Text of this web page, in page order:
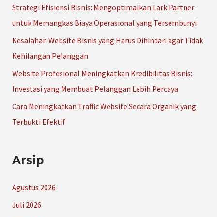
:
Strategi Efisiensi Bisnis: Mengoptimalkan Lark Partner
untuk Memangkas Biaya Operasional yang Tersembunyi
Kesalahan Website Bisnis yang Harus Dihindari agar Tidak
Kehilangan Pelanggan
Website Profesional Meningkatkan Kredibilitas Bisnis:
Investasi yang Membuat Pelanggan Lebih Percaya
Cara Meningkatkan Traffic Website Secara Organik yang
Terbukti Efektif
Arsip
Agustus 2026
Juli 2026